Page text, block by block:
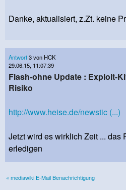
Danke, aktualisiert, z.Zt. keine
Antwort3 von HCK
29.06.15, 11:07:39
Flash-ohne Update : Exploit-
Risiko
http://www.heise.de/newstic (...)
Jetzt wird es wirklich Zeit ... das
erledigen
« mediawiki E-Mail Benachrichtigung